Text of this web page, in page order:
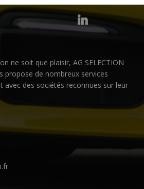
ne soit que plaisir, AG SELECTION
propose de nombreux services
avec des sociétés reconnues sur leur